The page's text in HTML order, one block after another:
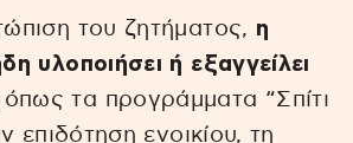
του ζητήματος, η
υλοποιήσει ή εξαγγείλει
όπως τα προγράμματα “Σπίτι
επιδότηση ενοικίου, τη